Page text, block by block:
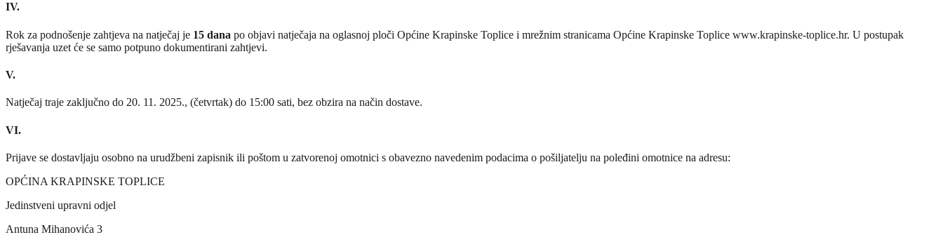
IV.
Rok za podnošenje zahtjeva na natječaj je 15 dana po objavi natječaja na oglasnoj ploči Općine Krapinske Toplice i mrežnim stranicama Općine Krapinske Toplice www.krapinske-toplice.hr. U postupak
rješavanja uzet će se samo potpuno dokumentirani zahtjevi.
V.
Natječaj traje zaključno do 20. 11. 2025., (četvrtak) do 15:00 sati, bez obzira na način dostave.
VI.
Prijave se dostavljaju osobno na urudžbeni zapisnik ili poštom u zatvorenoj omotnici s obavezno navedenim podacima o pošiljatelju na poleđini omotnice na adresu:
OPĆINA KRAPINSKE TOPLICE
Jedinstveni upravni odjel
Antuna Mihanovića 3